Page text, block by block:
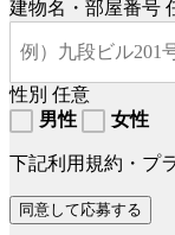
建物名・部屋番号
性別 任意
男性
女性
下記利用規約・プ